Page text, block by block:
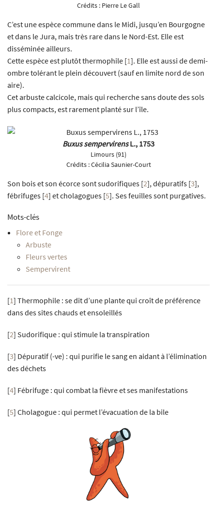
Crédits : Pierre Le Gall
C’est une espèce commune dans le Midi, jusqu’en Bourgogne
et dans le Jura, mais très rare dans le Nord-Est. Elle est
disséminée ailleurs.
Cette espèce est plutôt thermophile [1]. Elle est aussi de demi-
ombre tolérant le plein découvert (sauf en limite nord de son
aire).
Cet arbuste calcicole, mais qui recherche sans doute des sols
plus compacts, est rarement planté sur l’île.
Buxus sempervirensL., 1753
Limours (91)
Crédits :Cécilia Saunier-Court
Son bois et son écorce sont sudorifiques [2], dépuratifs [3],
fébrifuges [4] et cholagogues [5]. Ses feuilles sont purgatives.
Mots-clés
Flore et Fonge
Arbuste
Fleurs vertes
Sempervirent
[1] Thermophile : se dit d’une plante qui croît de préférence
dans des sites chauds et ensoleillés
[2] Sudorifique : qui stimule la transpiration
[3] Dépuratif (-ve) : qui purifie le sang en aidant à l’élimination
des déchets
[4] Fébrifuge : qui combat la fièvre et ses manifestations
[5] Cholagogue : qui permet l’évacuation de la bile